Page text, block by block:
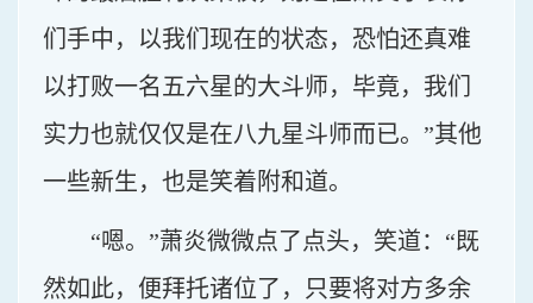
们手中，以我们现在的状态，恐怕还真难
以打败一名五六星的大斗师，毕竟，我们
实力也就仅仅是在八九星斗师而已。”其他
一些新生，也是笑着附和道。
“嗯。”萧炎微微点了点头，笑道：“既
然如此，便拜托诸位了，只要将对方多余